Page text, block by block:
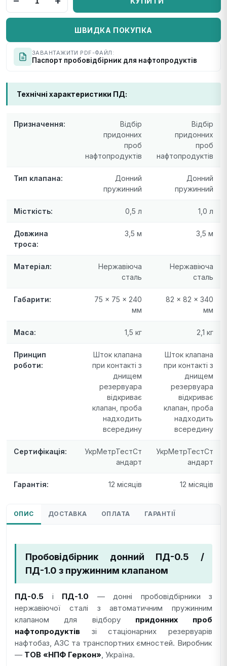
ШВИДКА ПОКУПКА
ЗАВАНТАЖИТИ PDF-ФАЙЛ:
Паспорт пробовідбірник для нафтопродуктів
Технічні характеристики ПД:
Призначення:
Відбір
придонних
проб
нафтопродуктів
Відбір
придонних
проб
нафтопродуктів
Тип клапана:
Донний
пружинний
Донний
пружинний
Місткість: 0,5 л 1,0 л
Довжина
троса:
3,5 м 3,5 м
Матеріал:
Нержавіюча
сталь
Нержавіюча
сталь
Габарити:
75 × 75 × 240
мм
82 × 82 × 340
мм
Маса: 1,5 кг 2,1 кг
Принцип
роботи:
Шток клапана
при контакті з
днищем
резервуара
відкриває
клапан, проба
надходить
всередину
Шток клапана
при контакті з
днищем
резервуара
відкриває
клапан, проба
надходить
всередину
Сертифікація:
УкрМетрТестСт
андарт
УкрМетрТестСт
андарт
Гарантія: 12 місяців 12 місяців
ОПИС ДОСТАВКА ОПЛАТА ГАРАНТІЇ
Пробовідбірник донний ПД-0.5 /
ПД-1.0 з пружинним клапаном
ПД-0.5 і ПД-1.0 — донні пробовідбірники з
нержавіючої сталі з автоматичним пружинним
клапаном для відбору придонних проб
нафтопродуктів зі стаціонарних резервуарів
нафтобаз, АЗС та транспортних ємностей. Виробник
— ТОВ «НПФ Геркон», Україна.